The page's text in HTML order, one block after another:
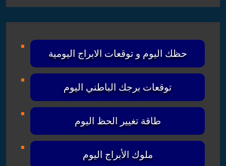
حظك اليوم و توقعات الابراج اليومية
توقعات برجك الباطني اليوم
طاقة تغيير الحظ اليوم
ملوك الأبراج اليوم